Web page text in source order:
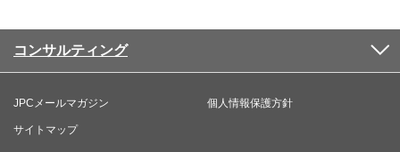
コンサルティング
JPCメールマガジン 個人情報保護方針
サイトマップ